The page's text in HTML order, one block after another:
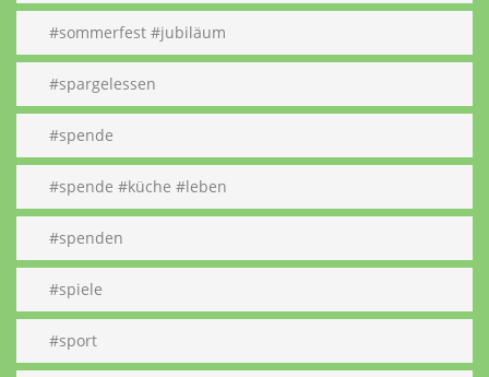
#sommerfest #jubiläum
#spargelessen
#spende
#spende #küche #leben
#spenden
#spiele
#sport